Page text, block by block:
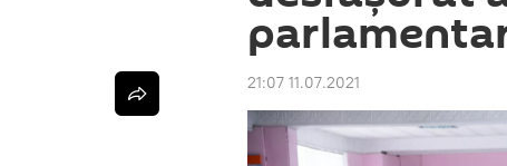
21:07 11.07.2021